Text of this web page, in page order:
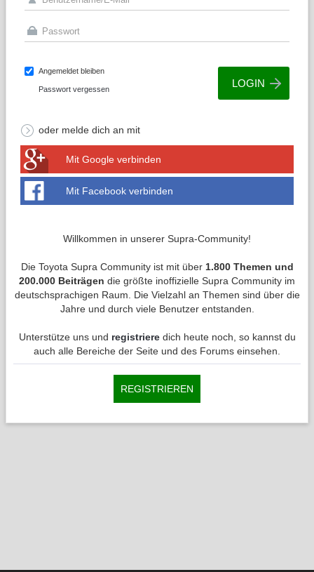
Angemeldet bleiben
Passwort vergessen
oder melde dich an mit
Mit Google verbinden
Mit Facebook verbinden
Willkommen in unserer Supra-Community!
Die Toyota Supra Community ist mit über 1.800 Themen und
200.000 Beiträgen die größte inoffizielle Supra Community im
deutschsprachigen Raum. Die Vielzahl an Themen sind über die
Jahre und durch viele Benutzer entstanden.
Unterstütze uns und registrieredich heute noch, so kannst du
auch alle Bereiche der Seite und des Forums einsehen.
REGISTRIEREN